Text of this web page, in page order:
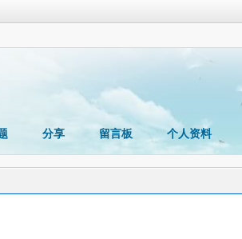
分享 留言板 个人资料